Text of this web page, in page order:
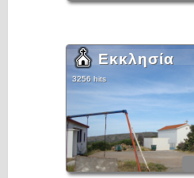
Εκκλησία
3256 hits